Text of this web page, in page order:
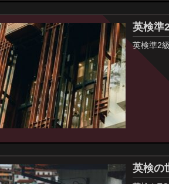
英検準
英検準2
英検の